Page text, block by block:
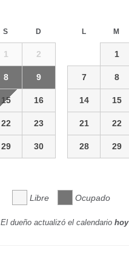
S D
1 2
8 9
15 16
22 23
29 30
L M
1
7 8
14 15
21 22
28 29
Libre Ocupado
El dueño actualizó el calendario hoy